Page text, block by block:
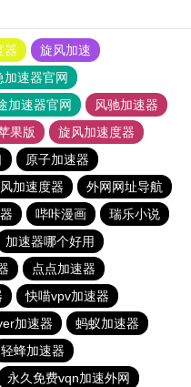
器
旋风加速
加速器官网
加速器官网
风驰加速器
果版
旋风加速度器
原子加速器
加速度器
外网网址导航
哔咔漫画
瑞乐小说
加速器哪个好用
点点加速器
快喵vpv加速器
加速器
蚂蚁加速器
轻蜂加速器
永久免费vqn加速外网